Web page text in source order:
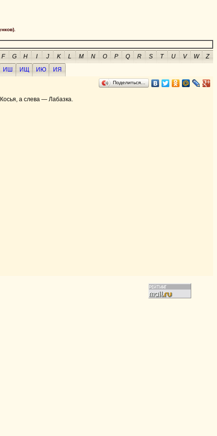
F G H I J K L M N O P Q R S T U V W
Z
ИШ ИЩ ИЮ
ИЯ
Поделиться…
а слева — Лабазка.